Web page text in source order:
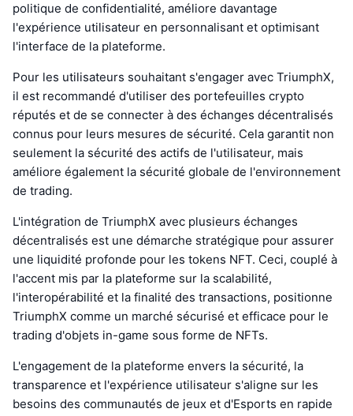
politique de confidentialité, améliore davantage
l'expérience utilisateur en personnalisant et optimisant
l'interface de la plateforme.
Pour les utilisateurs souhaitant s'engager avec TriumphX,
il est recommandé d'utiliser des portefeuilles crypto
réputés et de se connecter à des échanges décentralisés
connus pour leurs mesures de sécurité. Cela garantit non
seulement la sécurité des actifs de l'utilisateur, mais
améliore également la sécurité globale de l'environnement
de trading.
L'intégration de TriumphX avec plusieurs échanges
décentralisés est une démarche stratégique pour assurer
une liquidité profonde pour les tokens NFT. Ceci, couplé à
l'accent mis par la plateforme sur la scalabilité,
l'interopérabilité et la finalité des transactions, positionne
TriumphX comme un marché sécurisé et efficace pour le
trading d'objets in-game sous forme de NFTs.
L'engagement de la plateforme envers la sécurité, la
transparence et l'expérience utilisateur s'aligne sur les
besoins des communautés de jeux et d'Esports en rapide